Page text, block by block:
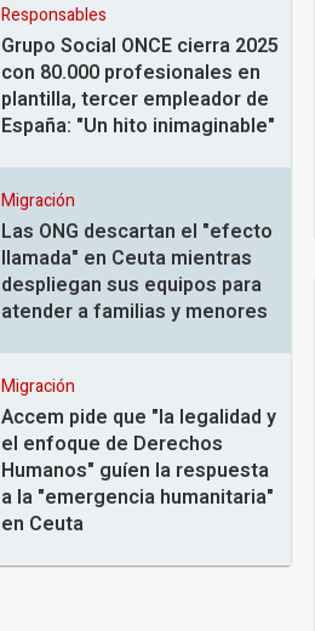
Responsables
Grupo Social ONCE cierra 2025
con 80.000 profesionales en
plantilla, tercer empleador de
España: "Un hito inimaginable"
Migración
Las ONG descartan el "efecto
llamada" en Ceuta mientras
despliegan sus equipos para
atender a familias y menores
Migración
Accem pide que "la legalidad y
el enfoque de Derechos
Humanos" guíen la respuesta
a la "emergencia humanitaria"
en Ceuta